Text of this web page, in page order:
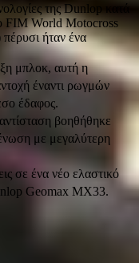
της Dunlop κατά
FIM World Motocross
ήταν ένα
μπλοκ, αυτή η
έναντι ρωγμών
έδαφος.
βοηθήθηκε
με μεγαλύτερη
σε ένα νέο ελαστικό
Geomax MX33.